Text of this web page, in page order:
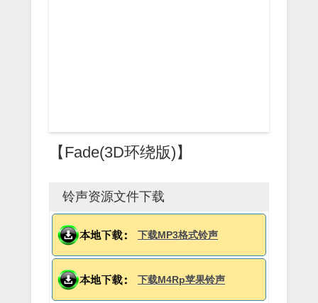
【Fade(3D环绕版)】
铃声资源文件下载
下载MP3格式铃声
下载M4Rp苹果铃声